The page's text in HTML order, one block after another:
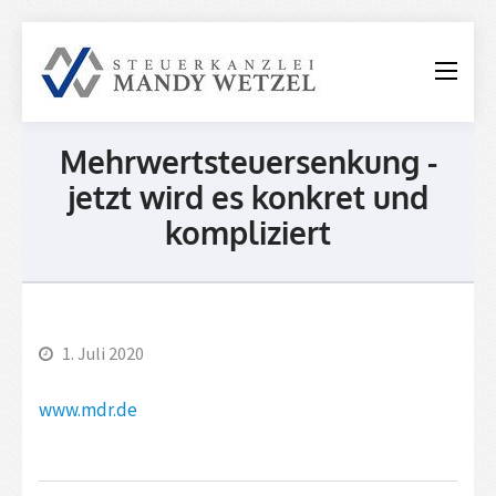
Steuerkanzlei
Wetzel
Mehrwertsteuersenkung -
jetzt wird es konkret und
kompliziert
1. Juli 2020
www.mdr.de